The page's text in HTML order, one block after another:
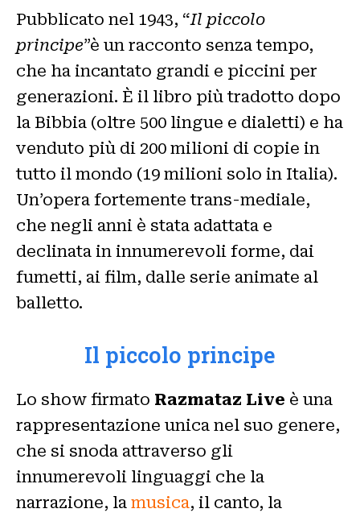
Pubblicato nel 1943, “Il piccolo
principe”è un racconto senza tempo,
che ha incantato grandi e piccini per
generazioni. È il libro più tradotto dopo
la Bibbia (oltre 500 lingue e dialetti) e ha
venduto più di 200 milioni di copie in
tutto il mondo (19 milioni solo in Italia).
Un’opera fortemente trans-mediale,
che negli anni è stata adattata e
declinata in innumerevoli forme, dai
fumetti, ai film, dalle serie animate al
balletto.
Il piccolo principe
Lo show firmato Razmataz Live è una
rappresentazione unica nel suo genere,
che si snoda attraverso gli
innumerevoli linguaggi che la
narrazione, la musica, il canto, la